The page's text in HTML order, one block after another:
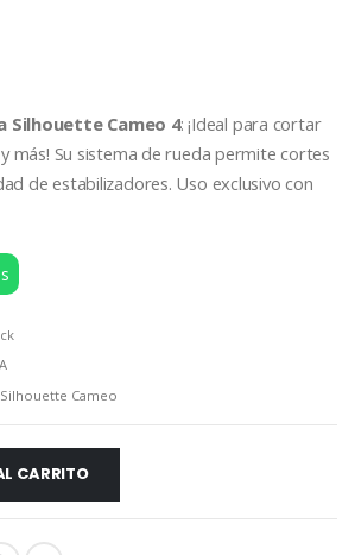
Silhouette Cameo 4: ¡Ideal para cortar
más! Su sistema de rueda permite cortes
de estabilizadores. Uso exclusivo con
Cameo
CARRITO